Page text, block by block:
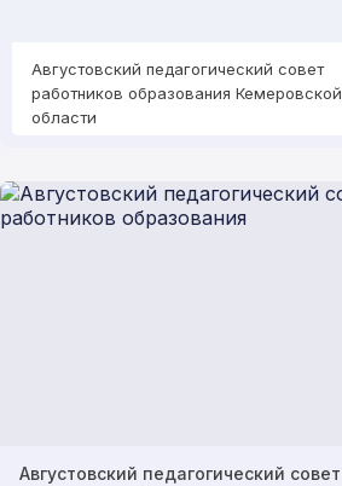
Августовский педагогический совет
работников образования Кемеровской
области
Августовский педагогический совет